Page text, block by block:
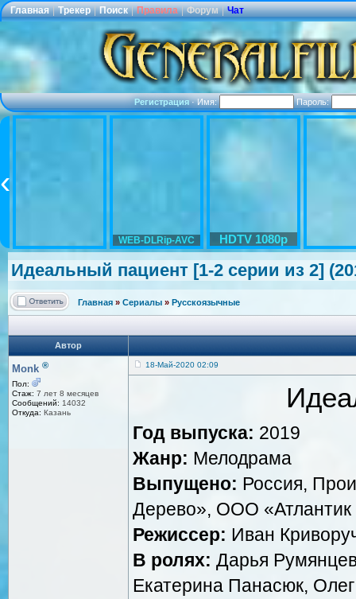
Главная | Трекер | Поиск | Правила | Форум | Чат
Регистрация·Имя: Пароль:
WEB-DLRip-AVC HDTV 1080p
Идеальный пациент [1-2 серии из 2]
Главная » Сериалы » Русскоязычные
Автор
Monk ®
Пол:
Стаж: 7 лет 8 месяцев
Сообщений: 14032
Откуда: Казань
18-Май-2020 02:09
Год выпуска: 2019
Жанр: Мелодрама
Выпущено: Россия,
Дерево», ООО
Режиссер: Иван
В ролях: Дарья
Екатерина Панасюк,